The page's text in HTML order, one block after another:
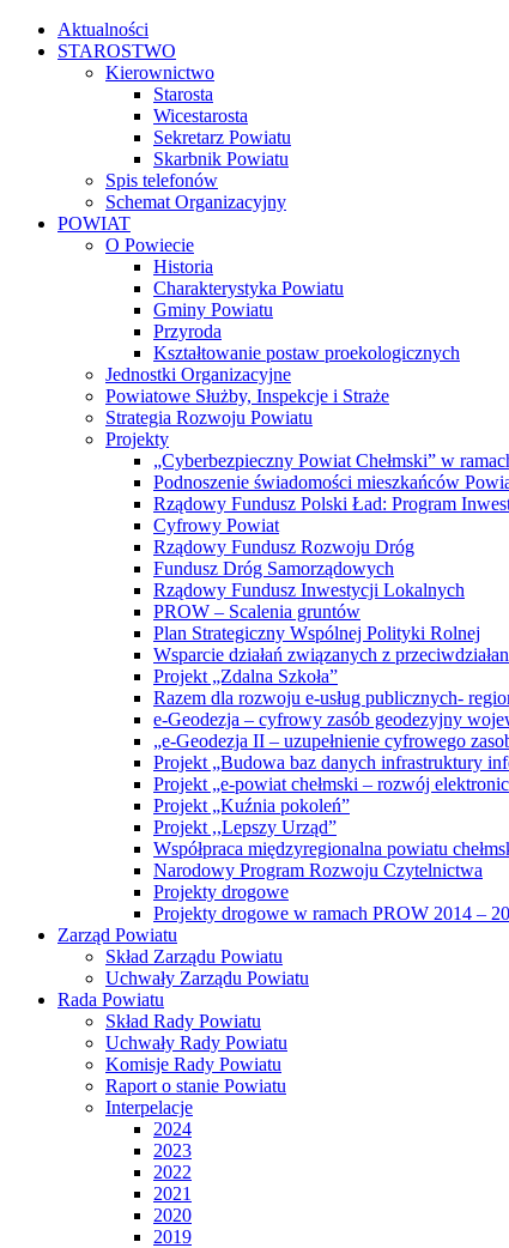
Aktualności
STAROSTWO
Kierownictwo
Starosta
Wicestarosta
Sekretarz Powiatu
Skarbnik Powiatu
Spis telefonów
Schemat Organizacyjny
POWIAT
O Powiecie
Historia
Charakterystyka Powiatu
Gminy Powiatu
Przyroda
Kształtowanie postaw proekologicznych
Jednostki Organizacyjne
Powiatowe Służby, Inspekcje i Straże
Strategia Rozwoju Powiatu
Projekty
„Cyberbezpieczny Powiat Chełmski” w
Podnoszenie świadomości mieszkańców
Rządowy Fundusz Polski Ład: Program
Cyfrowy Powiat
Rządowy Fundusz Rozwoju Dróg
Fundusz Dróg Samorządowych
Rządowy Fundusz Inwestycji Lokalnych
PROW – Scalenia gruntów
Plan Strategiczny Wspólnej Polityki Rolnej
Wsparcie działań związanych z
Projekt „Zdalna Szkoła”
Razem dla rozwoju e-usług publicznych-
e-Geodezja – cyfrowy zasób geodezyjny
„e-Geodezja II – uzupełnienie cyfrowego
Projekt „Budowa baz danych infrastruktury
Projekt „e-powiat chełmski – rozwój
Projekt „Kuźnia pokoleń”
Projekt ,,Lepszy Urząd”
Współpraca międzyregionalna powiatu
Narodowy Program Rozwoju Czytelnictwa
Projekty drogowe
Projekty drogowe w ramach PROW 2014 –
Zarząd Powiatu
Skład Zarządu Powiatu
Uchwały Zarządu Powiatu
Rada Powiatu
Skład Rady Powiatu
Uchwały Rady Powiatu
Komisje Rady Powiatu
Raport o stanie Powiatu
Interpelacje
2024
2023
2022
2021
2020
2019